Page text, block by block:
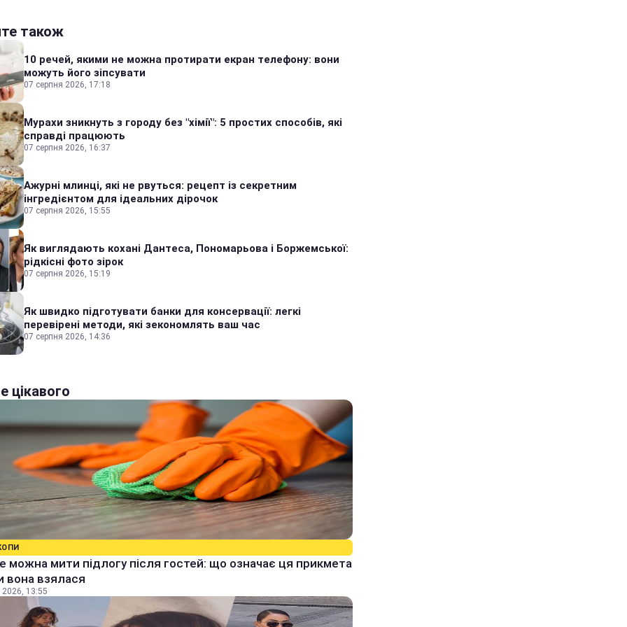
також
10 речей, якими не можна протирати екран телефону: вони
можуть його зіпсувати
07 серпня 2026, 17:18
Мурахи зникнуть з городу без "хімії": 5 простих способів, які
справді працюють
07 серпня 2026, 16:37
Ажурні млинці, які не рвуться: рецепт із секретним
інгредієнтом для ідеальних дірочок
07 серпня 2026, 15:55
Як виглядають кохані Дантеса, Пономарьова і Боржемської:
рідкісні фото зірок
07 серпня 2026, 15:19
Як швидко підготувати банки для консервації: легкі
перевірені методи, які зекономлять ваш час
07 серпня 2026, 14:36
цікавого
можна мити підлогу після гостей: що означає ця прикмета
вона взялася
2026, 13:55